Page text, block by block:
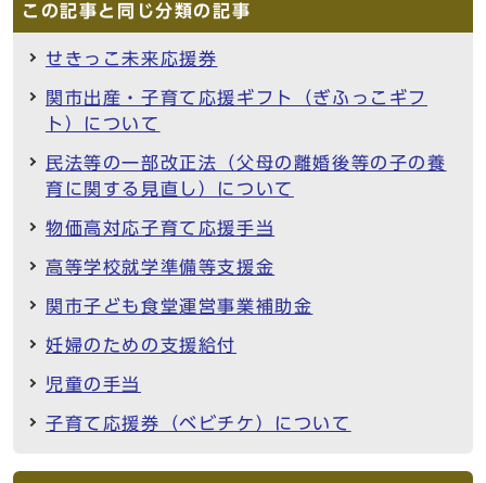
この記事と同じ分類の記事
せきっこ未来応援券
関市出産・子育て応援ギフト（ぎふっこギフ
ト）について
民法等の一部改正法（父母の離婚後等の子の養
育に関する見直し）について
物価高対応子育て応援手当
高等学校就学準備等支援金
関市子ども食堂運営事業補助金
妊婦のための支援給付
児童の手当
子育て応援券（ベビチケ）について